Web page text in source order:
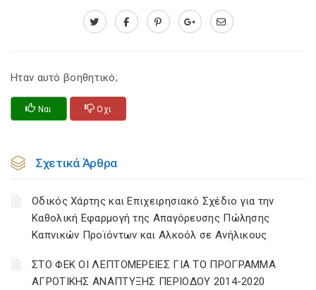
Ηταν αυτό βοηθητικό;
Ναι Οχι
Σχετικά Άρθρα
Οδικός Χάρτης και Επιχειρησιακό Σχέδιο για την
Καθολική Εφαρμογή της Απαγόρευσης Πώλησης
Καπνικών Προϊόντων και Αλκοόλ σε Ανήλικους
ΣΤΟ ΦΕΚ ΟΙ ΛΕΠΤΟΜΕΡΕΙΕΣ ΓΙΑ ΤΟ ΠΡΟΓΡΑΜΜΑ
ΑΓΡΟΤΙΚΗΣ ΑΝΑΠΤΥΞΗΣ ΠΕΡΙΟΔΟΥ 2014-2020